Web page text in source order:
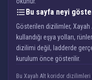
Bu sayfa neyi
Gösterilen dizilimler,
kullandığı eşya yolları,
dizilimi değil, ladderde
kurulum önce gösterilir.
Bu Xayah Alt koridor dizilimleri